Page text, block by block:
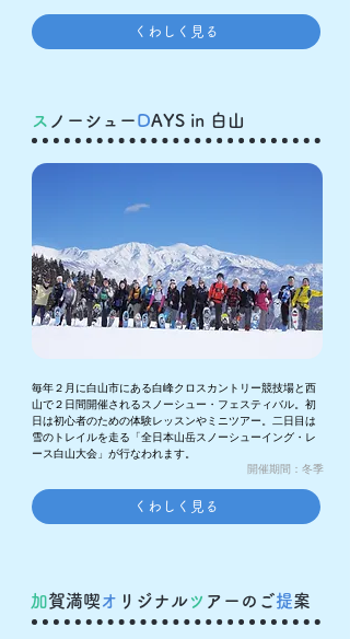
くわしく見る
​ス ノーシューDAYS in 白山
毎年２月に白山市にある白峰クロスカントリー競技場と西
山で２日間開催されるスノーシュー・フェスティバル。初
日は初心者のための体験レッスンやミニツアー。二日目は
雪のトレイルを走る「全日本山岳スノーシューイング・レ
ース白山大会」が行なわれます。
​開催期間：冬季
くわしく見る
加賀満喫オ リジナルツ アーのご提案